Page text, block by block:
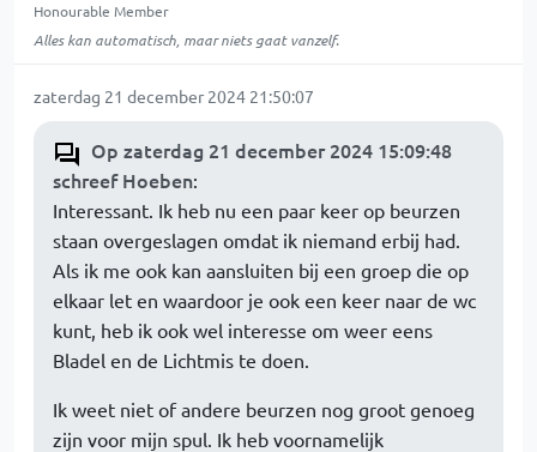
Honourable Member
Alles kan automatisch, maar niets gaat vanzelf.
zaterdag 21 december 2024 21:50:07
Op zaterdag 21 december 2024 15:09:48
schreef Hoeben:
Interessant. Ik heb nu een paar keer op beurzen
staan overgeslagen omdat ik niemand erbij had.
Als ik me ook kan aansluiten bij een groep die op
elkaar let en waardoor je ook een keer naar de wc
kunt, heb ik ook wel interesse om weer eens
Bladel en de Lichtmis te doen.
Ik weet niet of andere beurzen nog groot genoeg
zijn voor mijn spul. Ik heb voornamelijk